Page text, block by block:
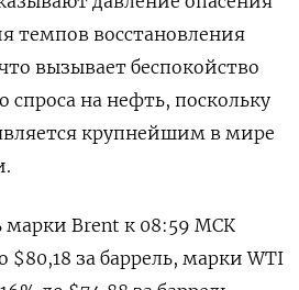
темпов восстановления
вызывает беспокойство
спроса на нефть, поскольку
крупнейшим в мире
марки Brent к 08:59 МСК
$80,18 за баррель, марки WTI